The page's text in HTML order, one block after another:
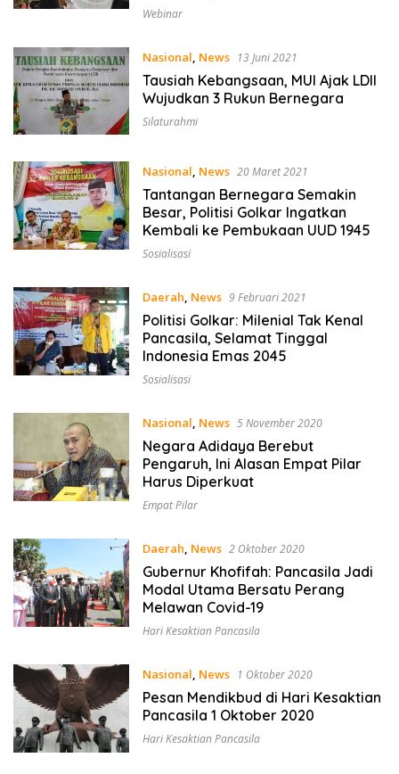
Webinar
Nasional, News 13 Juni 2021
Tausiah Kebangsaan, MUI Ajak LDII
Wujudkan 3 Rukun Bernegara
Silaturahmi
Nasional, News 20 Maret 2021
Tantangan Bernegara Semakin
Besar, Politisi Golkar Ingatkan
Kembali ke Pembukaan UUD 1945
Sosialisasi
Daerah, News 9 Februari 2021
Politisi Golkar: Milenial Tak Kenal
Pancasila, Selamat Tinggal
Indonesia Emas 2045
Sosialisasi
Nasional, News 5 November 2020
Negara Adidaya Berebut
Pengaruh, Ini Alasan Empat Pilar
Harus Diperkuat
Empat Pilar
Daerah, News 2 Oktober 2020
Gubernur Khofifah: Pancasila Jadi
Modal Utama Bersatu Perang
Melawan Covid-19
Hari Kesaktian Pancasila
Nasional, News 1 Oktober 2020
Pesan Mendikbud di Hari Kesaktian
Pancasila 1 Oktober 2020
Hari Kesaktian Pancasila